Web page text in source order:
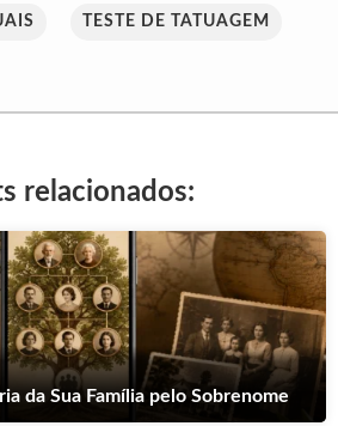
TESTE DE TATUAGEM
relacionados:
da Sua Família pelo Sobrenome